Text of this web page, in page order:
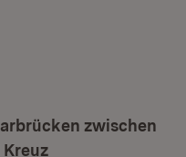
zwischen